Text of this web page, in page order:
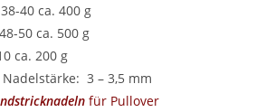
40 ca. 400 g
50 ca. 500 g
ca. 200 g
3 – 3,5 mm
für Pullover